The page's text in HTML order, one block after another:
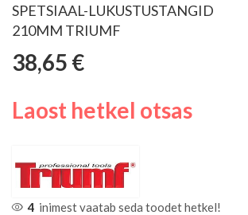
SPETSIAAL-LUKUSTUSTANGID
210MM TRIUMF
38,65 €
Laost hetkel otsas
4 inimest vaatab seda toodet hetkel!